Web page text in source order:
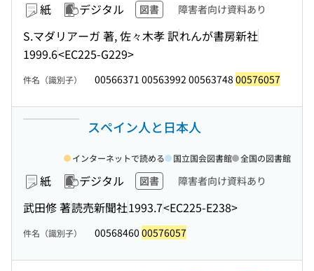
紙 デジタル 図書 障害者向け資料あり
S.マダリアーガ 著, 佐々木孝 訳れんが書房新社
1999.6<EC225-G229>
件名（識別子） 00566371 00563992 00563748 00576057
スペイン人と日本人
紙 デジタル 図書 障害者向け資料あり
武田修 著読売新聞社1993.7<EC225-E238>
インターネットで読める 国立国会図書館 全国の図書館
件名（識別子） 00568460 00576057